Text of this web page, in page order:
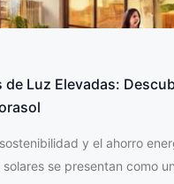
de Luz Elevadas:
y el ahorro
se presentan como